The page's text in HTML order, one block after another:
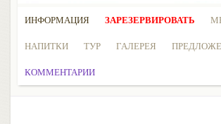
ИНФОРМАЦИЯ ЗАРЕЗЕРВИРОВАТЬ
НАПИТКИ ТУР ГАЛЕРЕЯ
КОММЕНТАРИИ